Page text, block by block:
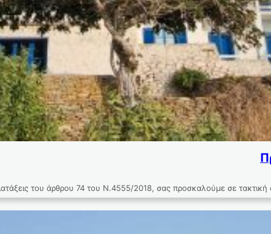
του άρθρου 74 του Ν.4555/2018, σας προσκαλούμε σε τακτική